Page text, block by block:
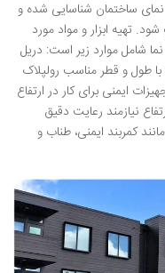
ساختمان شناسایی شده و
تهیه ابزار و مواد مورد
نما شامل موارد زیر است: دریل
طول و قطر مناسب رولپلاک
ایمنی برای کار در ارتفاع
ارتفاع نیازمند رعایت دقیق
کمربند ایمنی، طناب و